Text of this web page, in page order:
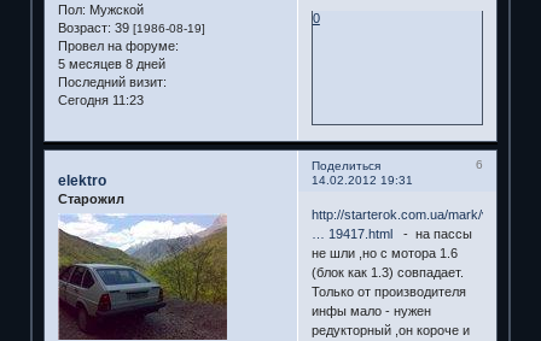
Пол: Мужской
Возраст: 39 [1986-08-19]
Провел на форуме:
5 месяцев 8 дней
Последний визит:
Сегодня 11:23
0
Поделиться
6
14.02.2012 19:31
elektro
Старожил
http://starterok.com.ua/mark/
… 19417.html
- на пассы
не шли ,но с мотора 1.6
(блок как 1.3) совпадает.
Только от производителя
инфы мало - нужен
редукторный ,он короче и